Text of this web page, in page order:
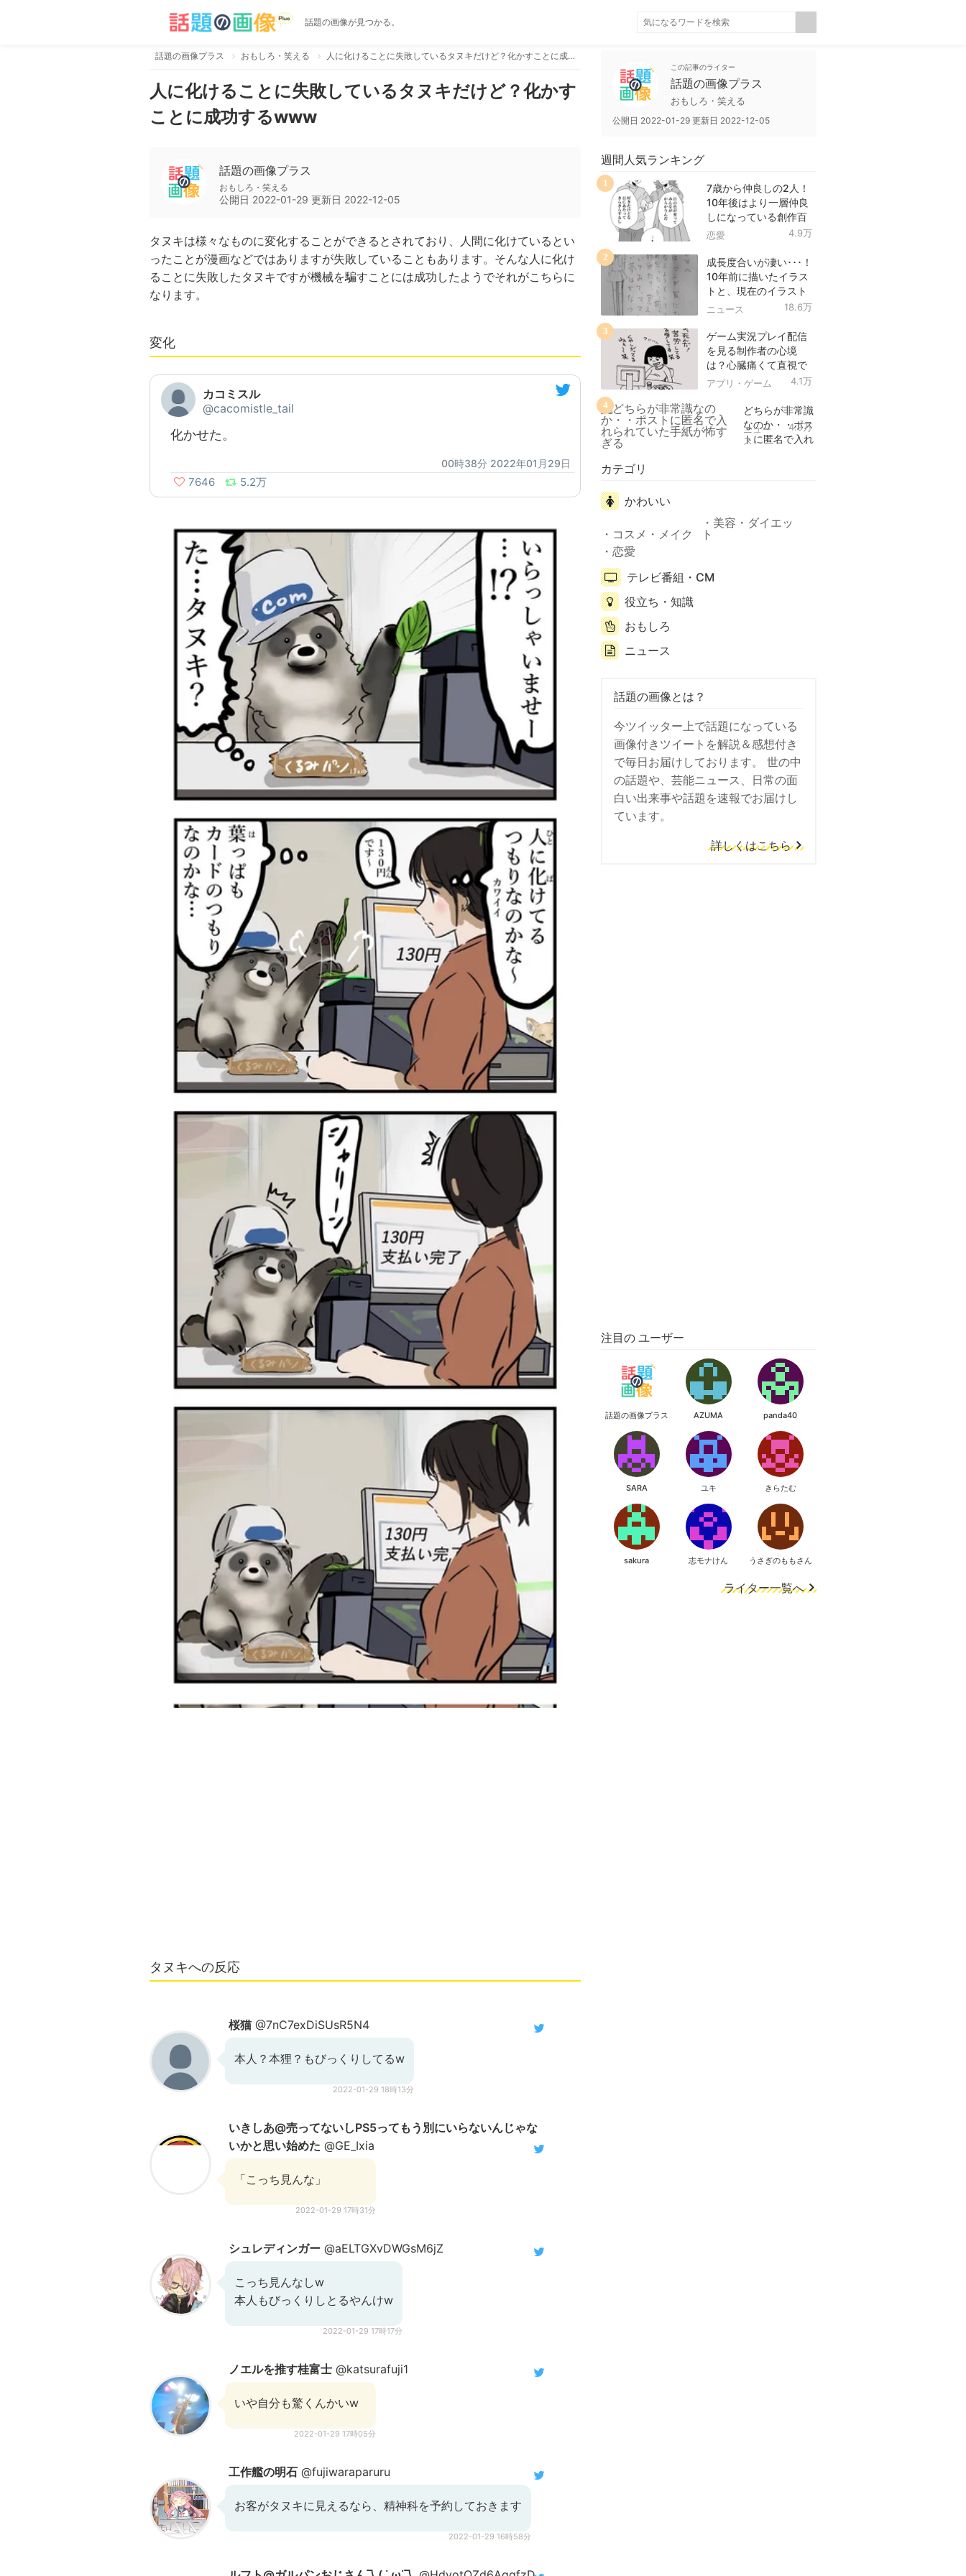
話題の画像が見つかる。
話題の画像プラス おもしろ・笑える 人に化けることに失敗しているタヌキだけど？化かすことに成功するwww
人に化けることに失敗しているタヌキだけど？化かす
ことに成功するwww
話題の画像プラス
おもしろ・笑える
公開日 2022-01-29 更新日 2022-12-05
タヌキは様々なものに変化することができるとされており、人間に化けているとい
ったことが漫画などではありますが失敗していることもあります。そんな人に化け
ることに失敗したタヌキですが機械を騙すことには成功したようでそれがこちらに
なります。
変化
カコミスル
@cacomistle_tail
化かせた。
00時38分 2022年01月29日
7646 5.2万
タヌキへの反応
桜猫@7nC7exDiSUsR5N4
本人？本狸？もびっくりしてるw
2022-01-29 18時13分
いきしあ@売ってないしPS5ってもう別にいらないんじゃな
いかと思い始めた @GE_Ixia
「こっち見んな」
2022-01-29 17時31分
シュレディンガー @aELTGXvDWGsM6jZ
こっち見んなしw
本人もびっくりしとるやんけw
2022-01-29 17時17分
ノエルを推す桂富士 @katsurafuji1
いや自分も驚くんかいw
2022-01-29 17時05分
工作艦の明石 @fujiwaraparuru
お客がタヌキに見えるなら、精神科を予約しておきます
2022-01-29 16時58分
この記事のライター
話題の画像プラス
おもしろ・笑える
公開日 2022-01-29 更新日 2022-12-05
週間人気ランキング
7歳から仲良しの2人！
10年後はより一層仲良
しになっている創作百
合！
恋愛 4.9万
1
成長度合いが凄い･･･！
10年前に描いたイラス
トと、現在のイラスト
を投稿したツイートが
ニュース 18.6万
2
ゲーム実況プレイ配信
を見る制作者の心境
は？心臓痛くて直視で
きなかった！
アプリ・ゲーム 4.1万
3
どちらが非常識
なのか・・ポス
トに匿名で入れ
ニュー
ス
4.9万
4
カテゴリ
かわいい
コスメ・メイク
美容・ダイエッ
ト
恋愛
テレビ番組・CM
役立ち・知識
おもしろ
ニュース
話題の画像とは？
今ツイッター上で話題になっている
画像付きツイートを解説＆感想付き
で毎日お届けしております。 世の中
の話題や、芸能ニュース、日常の面
白い出来事や話題を速報でお届けし
ています。
詳しくはこちら
注目の ユーザー
話題の画像プラス AZUMA panda40
SARA ユキ きらたむ
sakura 志モナけん うさぎのももさん
ライター一覧へ